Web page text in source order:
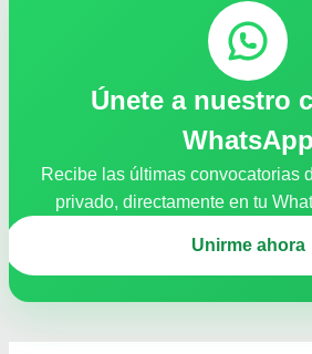
Únete a nuestro
WhatsApp
Recibe las últimas convocatorias
privado, directamente en tu
Unirme ahora